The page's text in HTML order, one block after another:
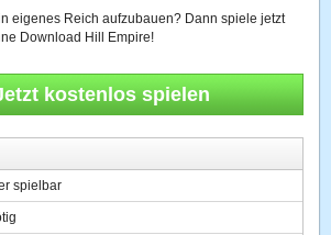
eigenes Reich aufzubauen? Dann spiele jetzt
Download Hill Empire!
kostenlos spielen
spielbar